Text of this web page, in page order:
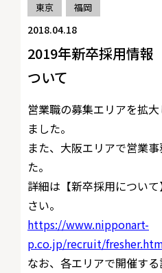
東京
福岡
2018.04.18
2019年新卒採用情
ついて
営業職の募集エリアを拡
ました。
また、大阪エリアで営業
た。
詳細は【新卒採用につい
さい。
https://www.nipponart-
p.co.jp/recruit/
なお、各エリアで開催す